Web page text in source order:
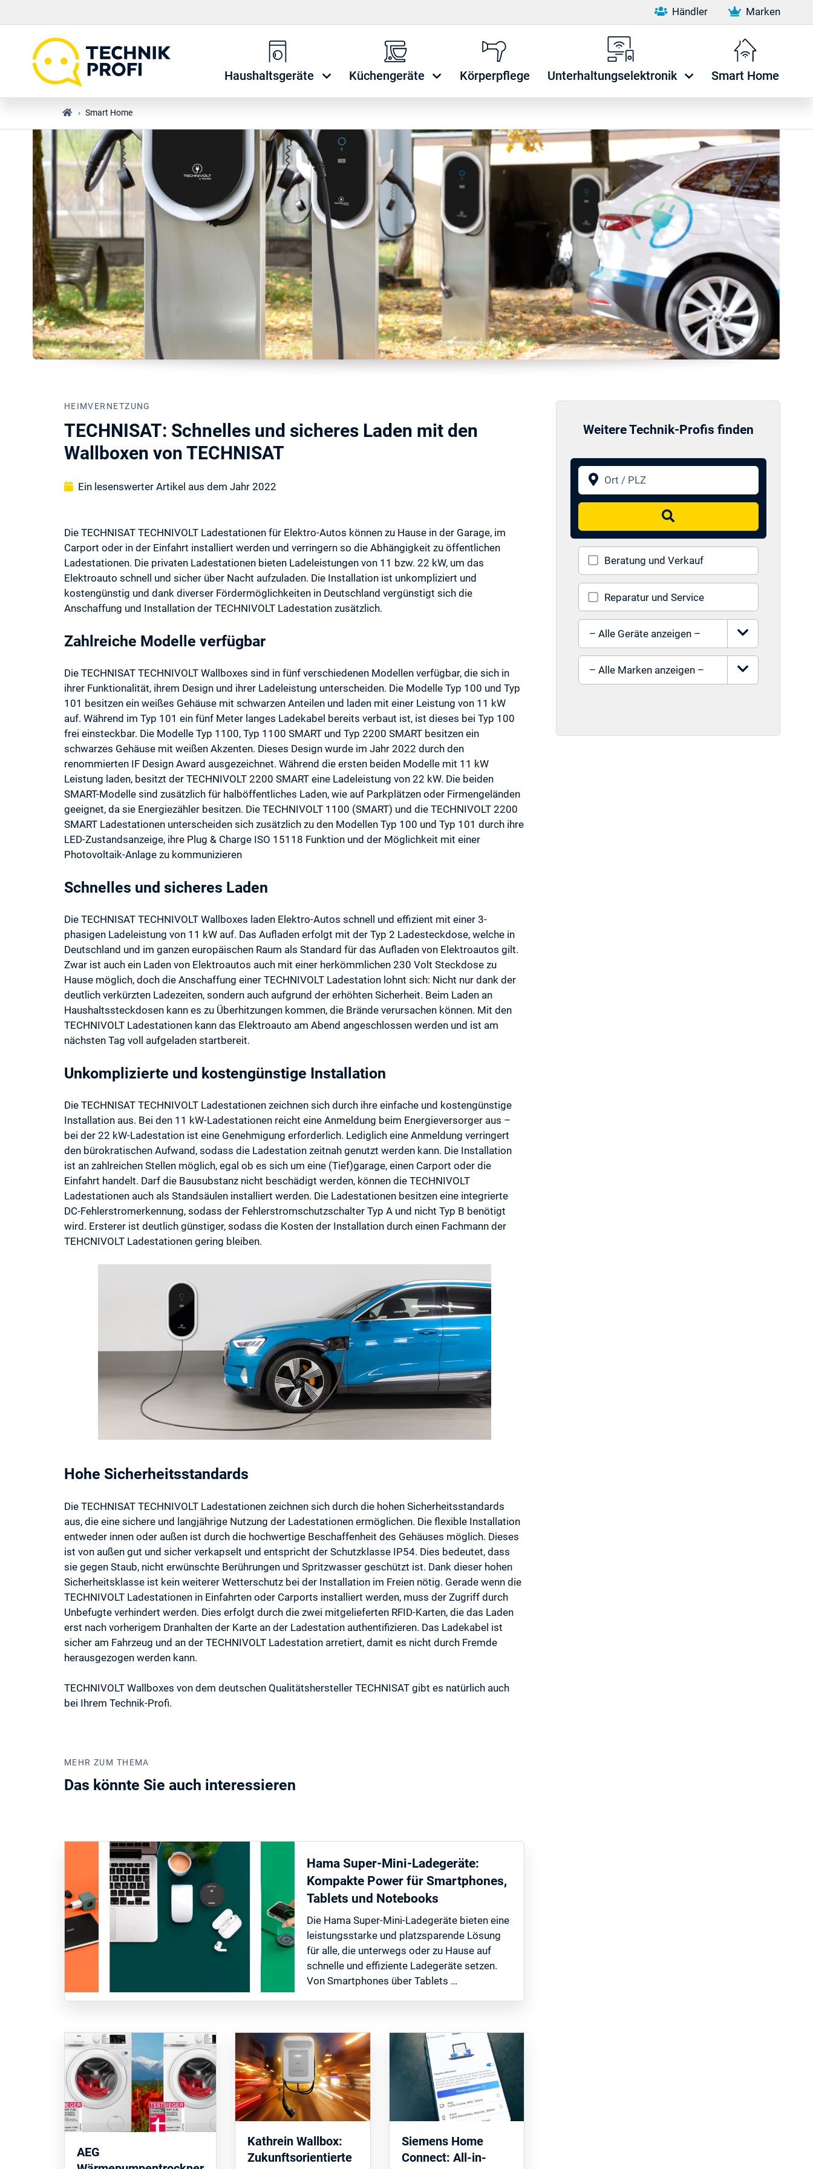
Händler Marken
Haushaltsgeräte Küchengeräte Körperpflege Unterhaltungselektronik Smart Home
› Smart Home
HEIMVERNETZUNG
TECHNISAT: Schnelles und sicheres Laden mit den
Wallboxen von TECHNISAT
Ein lesenswerter Artikel aus dem Jahr 2022
Die TECHNISAT TECHNIVOLT Ladestationen für Elektro-Autos können zu Hause in der Garage, im
Carport oder in der Einfahrt installiert werden und verringern so die Abhängigkeit zu öffentlichen
Ladestationen. Die privaten Ladestationen bieten Ladeleistungen von 11 bzw. 22 kW, um das
Elektroauto schnell und sicher über Nacht aufzuladen. Die Installation ist unkompliziert und
kostengünstig und dank diverser Fördermöglichkeiten in Deutschland vergünstigt sich die
Anschaffung und Installation der TECHNIVOLT Ladestation zusätzlich.
Zahlreiche Modelle verfügbar
Die TECHNISAT TECHNIVOLT Wallboxes sind in fünf verschiedenen Modellen verfügbar, die sich in
ihrer Funktionalität, ihrem Design und ihrer Ladeleistung unterscheiden. Die Modelle Typ 100 und Typ
101 besitzen ein weißes Gehäuse mit schwarzen Anteilen und laden mit einer Leistung von 11 kW
auf. Während im Typ 101 ein fünf Meter langes Ladekabel bereits verbaut ist, ist dieses bei Typ 100
frei einsteckbar. Die Modelle Typ 1100, Typ 1100 SMART und Typ 2200 SMART besitzen ein
schwarzes Gehäuse mit weißen Akzenten. Dieses Design wurde im Jahr 2022 durch den
renommierten IF Design Award ausgezeichnet. Während die ersten beiden Modelle mit 11 kW
Leistung laden, besitzt der TECHNIVOLT 2200 SMART eine Ladeleistung von 22 kW. Die beiden
SMART-Modelle sind zusätzlich für halböffentliches Laden, wie auf Parkplätzen oder Firmengeländen
geeignet, da sie Energiezähler besitzen. Die TECHNIVOLT 1100 (SMART) und die TECHNIVOLT 2200
SMART Ladestationen unterscheiden sich zusätzlich zu den Modellen Typ 100 und Typ 101 durch ihre
LED-Zustandsanzeige, ihre Plug & Charge ISO 15118 Funktion und der Möglichkeit mit einer
Photovoltaik-Anlage zu kommunizieren
Schnelles und sicheres Laden
Die TECHNISAT TECHNIVOLT Wallboxes laden Elektro-Autos schnell und effizient mit einer 3-
phasigen Ladeleistung von 11 kW auf. Das Aufladen erfolgt mit der Typ 2 Ladesteckdose, welche in
Deutschland und im ganzen europäischen Raum als Standard für das Aufladen von Elektroautos gilt.
Zwar ist auch ein Laden von Elektroautos auch mit einer herkömmlichen 230 Volt Steckdose zu
Hause möglich, doch die Anschaffung einer TECHNIVOLT Ladestation lohnt sich: Nicht nur dank der
deutlich verkürzten Ladezeiten, sondern auch aufgrund der erhöhten Sicherheit. Beim Laden an
Haushaltssteckdosen kann es zu Überhitzungen kommen, die Brände verursachen können. Mit den
TECHNIVOLT Ladestationen kann das Elektroauto am Abend angeschlossen werden und ist am
nächsten Tag voll aufgeladen startbereit.
Unkomplizierte und kostengünstige Installation
Die TECHNISAT TECHNIVOLT Ladestationen zeichnen sich durch ihre einfache und kostengünstige
Installation aus. Bei den 11 kW-Ladestationen reicht eine Anmeldung beim Energieversorger aus –
bei der 22 kW-Ladestation ist eine Genehmigung erforderlich. Lediglich eine Anmeldung verringert
den bürokratischen Aufwand, sodass die Ladestation zeitnah genutzt werden kann. Die Installation
ist an zahlreichen Stellen möglich, egal ob es sich um eine (Tief)garage, einen Carport oder die
Einfahrt handelt. Darf die Bausubstanz nicht beschädigt werden, können die TECHNIVOLT
Ladestationen auch als Standsäulen installiert werden. Die Ladestationen besitzen eine integrierte
DC-Fehlerstromerkennung, sodass der Fehlerstromschutzschalter Typ A und nicht Typ B benötigt
wird. Ersterer ist deutlich günstiger, sodass die Kosten der Installation durch einen Fachmann der
TEHCNIVOLT Ladestationen gering bleiben.
Hohe Sicherheitsstandards
Die TECHNISAT TECHNIVOLT Ladestationen zeichnen sich durch die hohen Sicherheitsstandards
aus, die eine sichere und langjährige Nutzung der Ladestationen ermöglichen. Die flexible Installation
entweder innen oder außen ist durch die hochwertige Beschaffenheit des Gehäuses möglich. Dieses
ist von außen gut und sicher verkapselt und entspricht der Schutzklasse IP54. Dies bedeutet, dass
sie gegen Staub, nicht erwünschte Berührungen und Spritzwasser geschützt ist. Dank dieser hohen
Sicherheitsklasse ist kein weiterer Wetterschutz bei der Installation im Freien nötig. Gerade wenn die
TECHNIVOLT Ladestationen in Einfahrten oder Carports installiert werden, muss der Zugriff durch
Unbefugte verhindert werden. Dies erfolgt durch die zwei mitgelieferten RFID-Karten, die das Laden
erst nach vorherigem Dranhalten der Karte an der Ladestation authentifizieren. Das Ladekabel ist
sicher am Fahrzeug und an der TECHNIVOLT Ladestation arretiert, damit es nicht durch Fremde
herausgezogen werden kann.
TECHNIVOLT Wallboxes von dem deutschen Qualitätshersteller TECHNISAT gibt es natürlich auch
bei Ihrem Technik-Profi.
MEHR ZUM THEMA
Das könnte Sie auch interessieren
Hama Super-Mini-Ladegeräte:
Kompakte Power für Smartphones,
Tablets und Notebooks
Die Hama Super-Mini-Ladegeräte bieten eine
leistungsstarke und platzsparende Lösung
für alle, die unterwegs oder zu Hause auf
schnelle und effiziente Ladegeräte setzen.
Von Smartphones über Tablets …
AEG
Kathrein Wallbox:
Zukunftsorientierte
Siemens Home
Connect: All-in-
Weitere Technik-Profis finden
Ort / PLZ
Suchen
Beratung und Verkauf
Reparatur und Service
Gerät auswählen
Marke auswählen